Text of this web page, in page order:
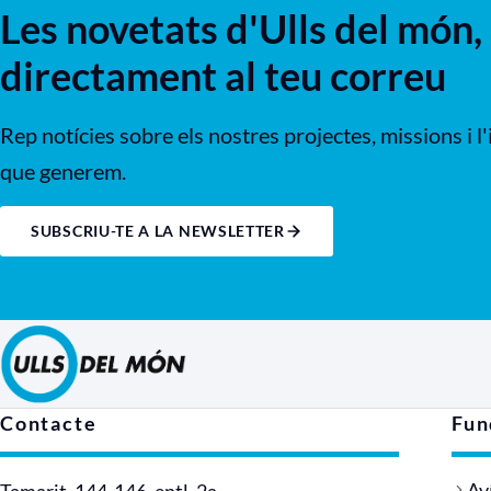
Les novetats d'Ulls del món,
directament al teu correu
Rep notícies sobre els nostres projectes, missions i
que generem.
SUBSCRIU-TE A LA NEWSLETTER
Contacte